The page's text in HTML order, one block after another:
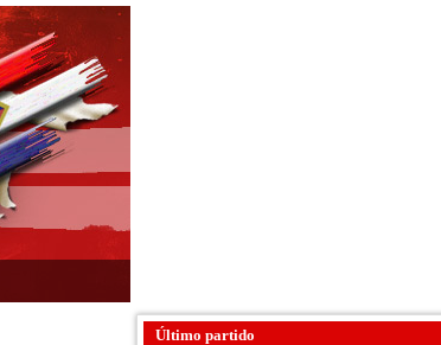
Último partido